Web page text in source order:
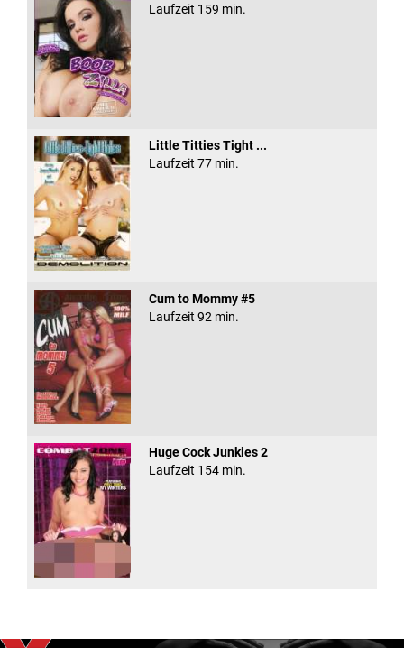
Laufzeit 159 min.
Little Titties Tight ...
Laufzeit 77 min.
Cum to Mommy #5
Laufzeit 92 min.
Huge Cock Junkies 2
Laufzeit 154 min.